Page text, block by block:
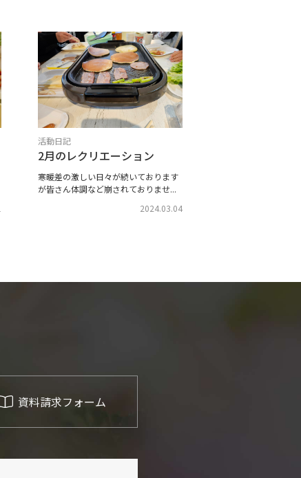
活動日記
2月のレクリエーション
寒暖差の激しい日々が続いております
が皆さん体調など崩されておりませ...
2024.03.04
資料請求フォーム